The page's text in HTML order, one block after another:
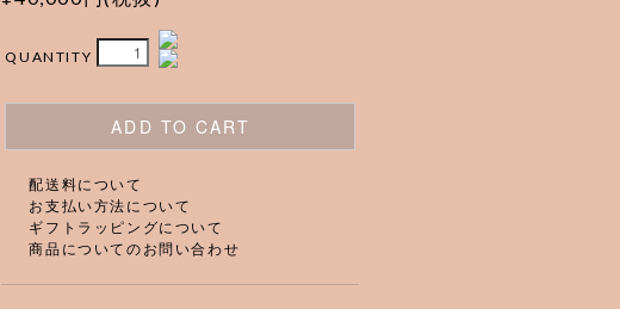
QUANTITY
ADD TO CART
配送料について
お支払い方法について
ギフトラッピングについて
商品についてのお問い合わせ